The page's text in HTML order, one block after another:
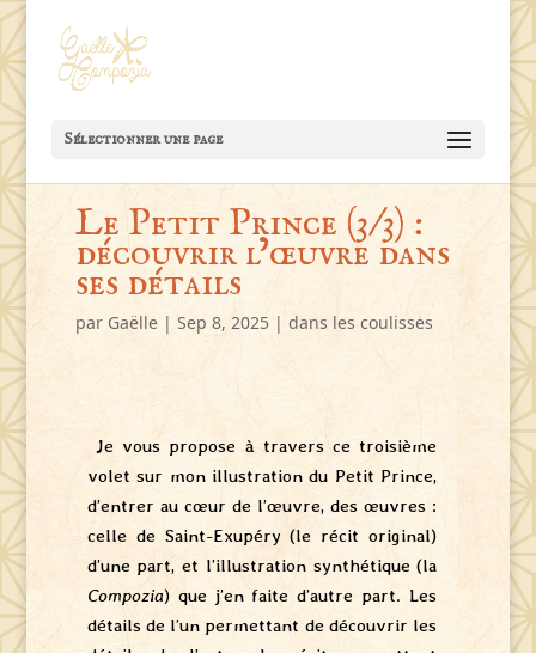
Sélectionner une page
Le Petit Prince (3/3) :
découvrir l’œuvre dans
ses détails
par Gaëlle| Sep 8, 2025| dans les coulisses
Je vous propose à travers ce troisième
volet sur mon illustration du Petit Prince,
d’entrer au cœur de l’œuvre, des œuvres :
celle de Saint-Exupéry (le récit original)
d’une part, et l’illustration synthétique (la
Compozia) que j’en faite d’autre part. Les
détails de l’un permettant de découvrir les